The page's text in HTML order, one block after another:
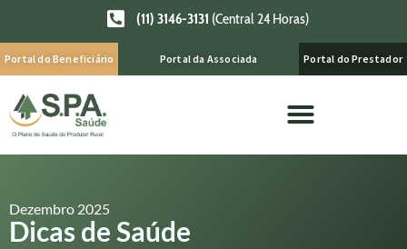
(11) 3146-3131 (Central 24 Horas)
Portal do Beneficiário Portal da Associada Portal do Prestador
Dezembro 2025
Dicas de Saúde